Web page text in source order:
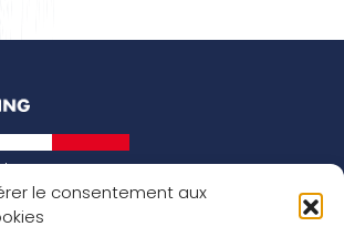
le consentement aux